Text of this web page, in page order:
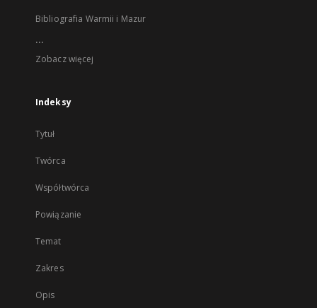
Bibliografia Warmii i Mazur
...
Zobacz więcej
Indeksy
Tytuł
Twórca
Współtwórca
Powiązanie
Temat
Zakres
Opis